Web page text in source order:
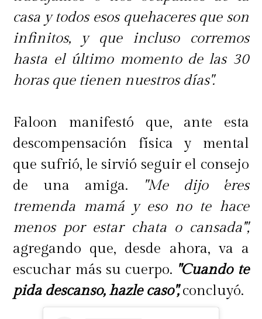
casa y todos esos quehaceres que son
infinitos, y que incluso corremos
hasta el último momento de las 30
horas que tienen nuestros días".
Faloon manifestó que, ante esta
descompensación física y mental
que sufrió, le sirvió seguir el consejo
de una amiga.
"Me dijo 'eres
tremenda mamá y eso no te hace
menos por estar chata o cansada'",
agregando que, desde ahora, va a
escuchar más su cuerpo. "Cuando te
pida descanso, hazle caso",concluyó.